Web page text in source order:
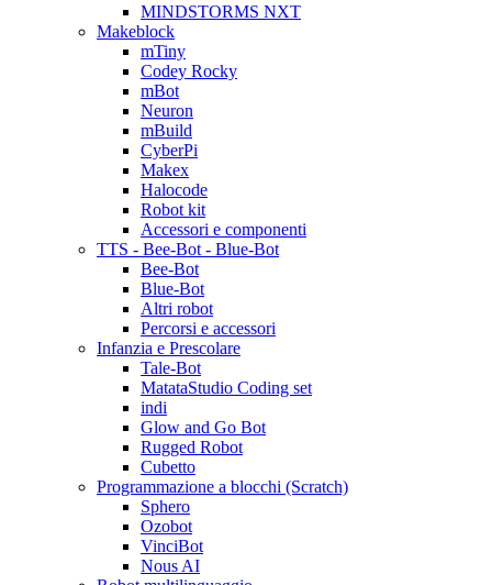
MINDSTORMS NXT
Makeblock
mTiny
Codey Rocky
mBot
Neuron
mBuild
CyberPi
Makex
Halocode
Robot kit
Accessori e componenti
TTS - Bee-Bot - Blue-Bot
Bee-Bot
Blue-Bot
Altri robot
Percorsi e accessori
Infanzia e Prescolare
Tale-Bot
MatataStudio Coding set
indi
Glow and Go Bot
Rugged Robot
Cubetto
Programmazione a blocchi (Scratch)
Sphero
Ozobot
VinciBot
Nous AI